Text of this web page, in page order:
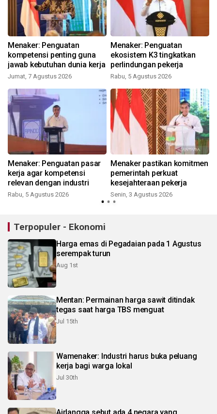
Menaker: Penguatan
kompetensi penting guna
jawab kebutuhan dunia kerja
Jumat, 7 Agustus 2026
Menaker: Penguatan
ekosistem K3 tingkatkan
perlindungan pekerja
Rabu, 5 Agustus 2026
Menaker: Penguatan pasar
kerja agar kompetensi
relevan dengan industri
Rabu, 5 Agustus 2026
Menaker pastikan komitmen
pemerintah perkuat
kesejahteraan pekerja
Senin, 3 Agustus 2026
Terpopuler - Ekonomi
Harga emas di Pegadaian pada 1 Agustus
serempak turun
Aug 1st
Mentan: Permainan harga sawit ditindak
tegas saat harga TBS menguat
Jul 15th
Wamenaker: Industri harus buka peluang
kerja bagi warga lokal
Jul 30th